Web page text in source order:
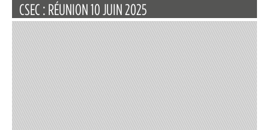
CSEC : RÉUNION 10 JUIN 2025